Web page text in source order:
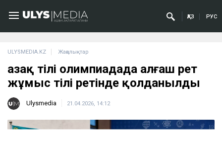
ҚАЗ РУС
ULYSMEDIA.KZ Жаңалықтар
Қазақ тілі олимпиадада алғаш рет
жұмыс тілі ретінде қолданылды
Ulysmedia 21.04.2026, 14:12